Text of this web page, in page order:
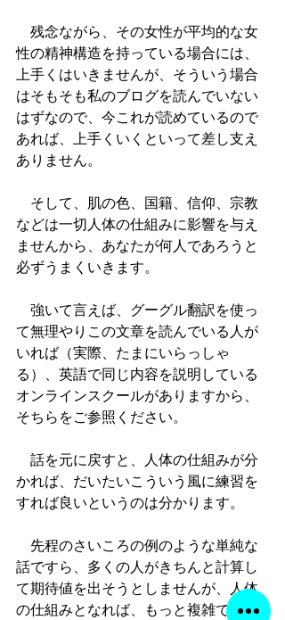
残念ながら、その女性が平均的な女
性の精神構造を持っている場合には、
上手くはいきませんが、そういう場合
はそもそも私のブログを読んでいない
はずなので、今これが読めているので
あれば、上手くいくといって差し支え
ありません。
そして、肌の色、国籍、信仰、宗教
などは一切人体の仕組みに影響を与え
ませんから、あなたが何人であろうと
必ずうまくいきます。
強いて言えば、グーグル翻訳を使っ
て無理やりこの文章を読んでいる人が
いれば（実際、たまにいらっしゃ
る）、英語で同じ内容を説明している
オンラインスクールがありますから、
そちらをご参照ください。
話を元に戻すと、人体の仕組みが分
かれば、だいたいこういう風に練習を
すれば良いというのは分かります。
先程のさいころの例のような単純な
話ですら、多くの人がきちんと計算し
て期待値を出そうとしませんが、人体
の仕組みとなれば、もっと複雑です。